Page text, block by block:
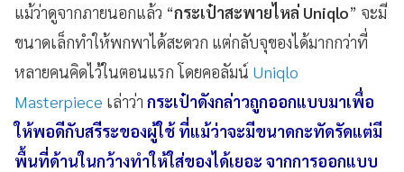
แม้ว่าดูจากภายนอกแล้ว “กระเป๋าสะพายไหล่ Uniqlo” จะมี
ขนาดเล็กทำให้พกพาได้สะดวก แต่กลับจุของได้มากกว่าที่
หลายคนคิดไว้ในตอนแรก โดยคอลัมน์ Uniqlo
Masterpiece เล่าว่า กระเป๋าดังกล่าวถูกออกแบบมาเพื่อ
ให้พอดีกับสรีระของผู้ใช้ ที่แม้ว่าจะมีขนาดกะทัดรัดแต่มี
พื้นที่ด้านในกว้างทำให้ใส่ของได้เยอะ จากการออกแบบ